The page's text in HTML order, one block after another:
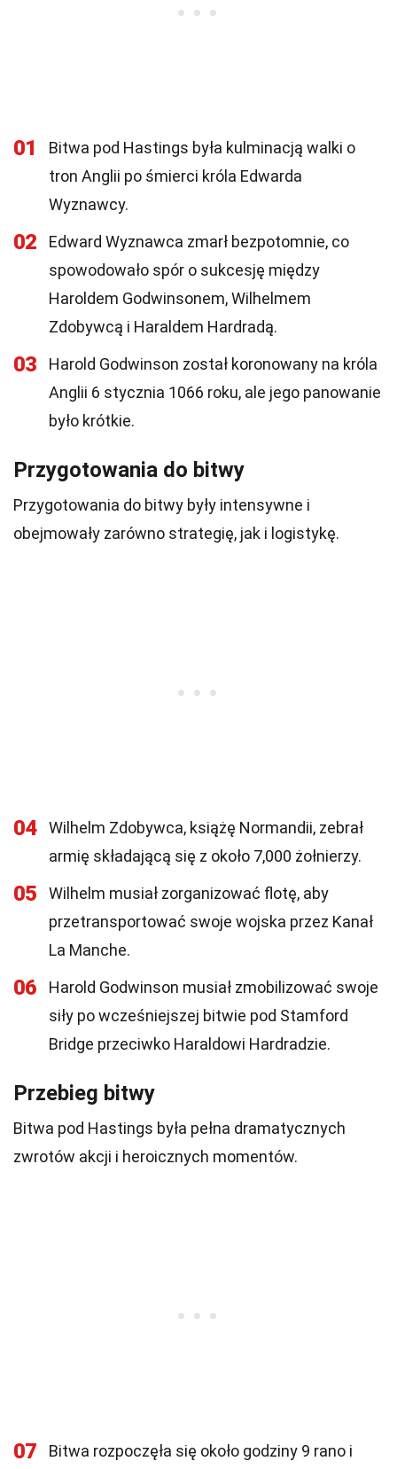
01
Bitwa pod Hastings była kulminacją walki o
tron Anglii po śmierci króla Edwarda
Wyznawcy.
02
Edward Wyznawca zmarł bezpotomnie, co
spowodowało spór o sukcesję między
Haroldem Godwinsonem, Wilhelmem
Zdobywcą i Haraldem Hardradą.
03
Harold Godwinson został koronowany na króla
Anglii 6 stycznia 1066 roku, ale jego panowanie
było krótkie.
Przygotowania do bitwy
Przygotowania do bitwy były intensywne i
obejmowały zarówno strategię, jak i logistykę.
04
Wilhelm Zdobywca, książę Normandii, zebrał
armię składającą się z około 7,000 żołnierzy.
05
Wilhelm musiał zorganizować flotę, aby
przetransportować swoje wojska przez Kanał
La Manche.
06
Harold Godwinson musiał zmobilizować swoje
siły po wcześniejszej bitwie pod Stamford
Bridge przeciwko Haraldowi Hardradzie.
Przebieg bitwy
Bitwa pod Hastings była pełna dramatycznych
zwrotów akcji i heroicznych momentów.
07 Bitwa rozpoczęła się około godziny 9 rano i